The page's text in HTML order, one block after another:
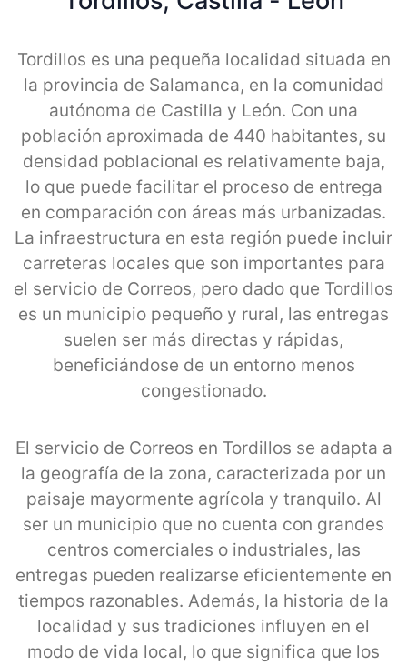
Tordillos es una pequeña localidad situada en
la provincia de Salamanca, en la comunidad
autónoma de Castilla y León. Con una
población aproximada de 440 habitantes, su
densidad poblacional es relativamente baja,
lo que puede facilitar el proceso de entrega
en comparación con áreas más urbanizadas.
La infraestructura en esta región puede incluir
carreteras locales que son importantes para
el servicio de Correos, pero dado que Tordillos
es un municipio pequeño y rural, las entregas
suelen ser más directas y rápidas,
beneficiándose de un entorno menos
congestionado.
El servicio de Correos en Tordillos se adapta a
la geografía de la zona, caracterizada por un
paisaje mayormente agrícola y tranquilo. Al
ser un municipio que no cuenta con grandes
centros comerciales o industriales, las
entregas pueden realizarse eficientemente en
tiempos razonables. Además, la historia de la
localidad y sus tradiciones influyen en el
modo de vida local, lo que significa que los